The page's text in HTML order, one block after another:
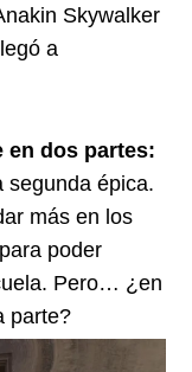
Skywalker
a
en dos partes:
segunda épica.
más en los
poder
Pero… ¿en
parte?